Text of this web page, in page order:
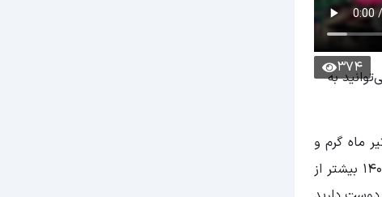
374
به
ماه گرم و
توانید از سواحل و پارک‌های آبی آن لذت ببرید. به خاطر داشته باشید که قیمت تور انتالیا تیر 1403 بیشتر از